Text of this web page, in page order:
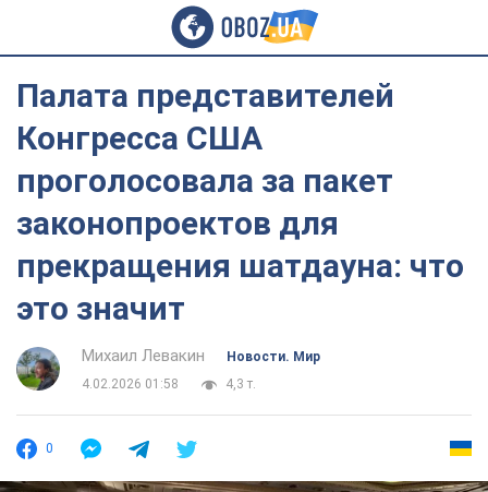
Палата представителей
Конгресса США
проголосовала за пакет
законопроектов для
прекращения шатдауна: что
это значит
Михаил Левакин
Новости. Мир
4.02.2026 01:58
4,3 т.
0